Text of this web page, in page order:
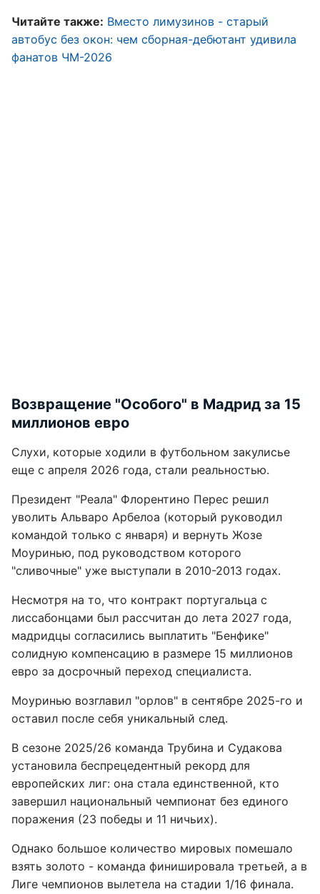
Читайте также: Вместо лимузинов - старый
автобус без окон: чем сборная-дебютант удивила
фанатов ЧМ-2026
Возвращение "Особого" в Мадрид за 15
миллионов евро
Слухи, которые ходили в футбольном закулисье
еще с апреля 2026 года, стали реальностью.
Президент "Реала" Флорентино Перес решил
уволить Альваро Арбелоа (который руководил
командой только с января) и вернуть Жозе
Моуринью, под руководством которого
"сливочные" уже выступали в 2010-2013 годах.
Несмотря на то, что контракт португальца с
лиссабонцами был рассчитан до лета 2027 года,
мадридцы согласились выплатить "Бенфике"
солидную компенсацию в размере 15 миллионов
евро за досрочный переход специалиста.
Моуринью возглавил "орлов" в сентябре 2025-го и
оставил после себя уникальный след.
В сезоне 2025/26 команда Трубина и Судакова
установила беспрецедентный рекорд для
европейских лиг: она стала единственной, кто
завершил национальный чемпионат без единого
поражения (23 победы и 11 ничьих).
Однако большое количество мировых помешало
взять золото - команда финишировала третьей, а в
Лиге чемпионов вылетела на стадии 1/16 финала.